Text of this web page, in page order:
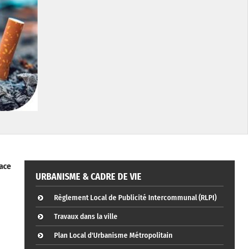
URBANISME & CADRE DE VIE
Règlement Local de Publicité Intercommunal (RLPI)
Travaux dans la ville
Plan Local d'Urbanisme Métropolitain